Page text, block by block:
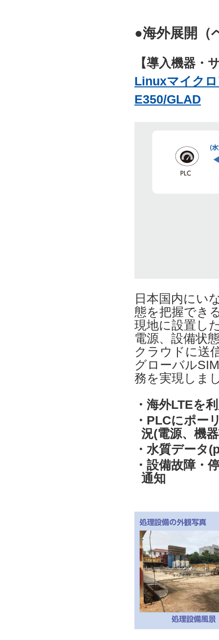
●海外展開（
【導入機器・
Linuxマイク
E350/GLAD
日本国内にい
態を把握でき
現地に設置し
電源、設備状
クラウドに送
グローバル
務を実現しま
・海外LTEを
・PLCにポー
況(電源、機
・水質データ
・設備故障・
通知